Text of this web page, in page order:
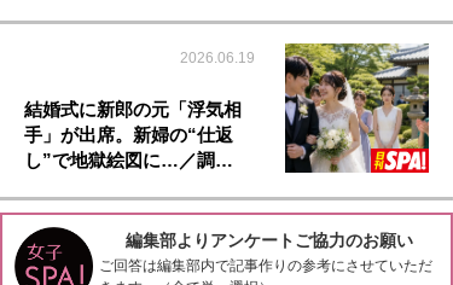
2026.06.19
結婚式に新郎の元「浮気相
手」が出席。新婦の“仕返
し”で地獄絵図に…／調…